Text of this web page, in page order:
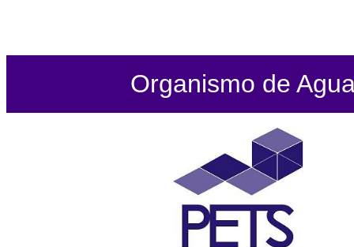
Organismo de